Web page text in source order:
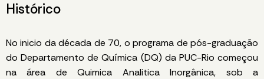
Histórico
No inicio da década de 70, o programa de pós-graduação
do Departamento de Química (DQ) da PUC-Rio começou
na área de Quimica Analitica Inorgânica, sob a